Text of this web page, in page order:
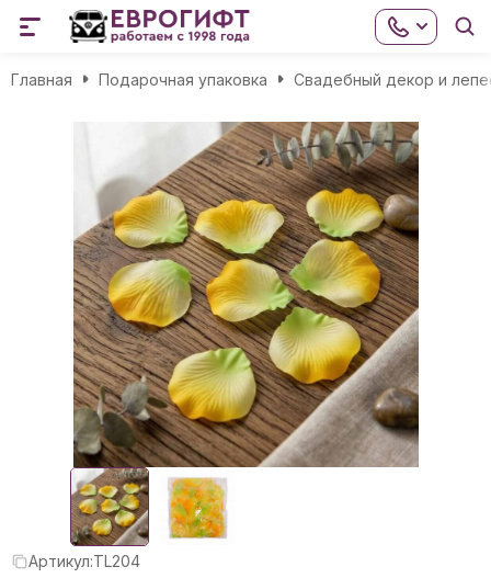
Главная Подарочная упаковка Свадебный декор и
Артикул:TL204